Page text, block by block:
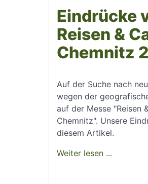
Eindrücke
Reisen &
Chemnitz
Auf der Suche nach
wegen der
auf der Messe "Reisen
Chemnitz". Unsere
diesem Artikel.
Weiter lesen ...